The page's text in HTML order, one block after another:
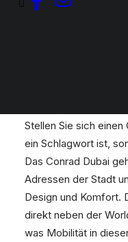
Stellen Sie sich einen
ein Schlagwort ist,
Das Conrad Dubai
Adressen der Stadt
Design und Komfort.
direkt neben der
was Mobilität in